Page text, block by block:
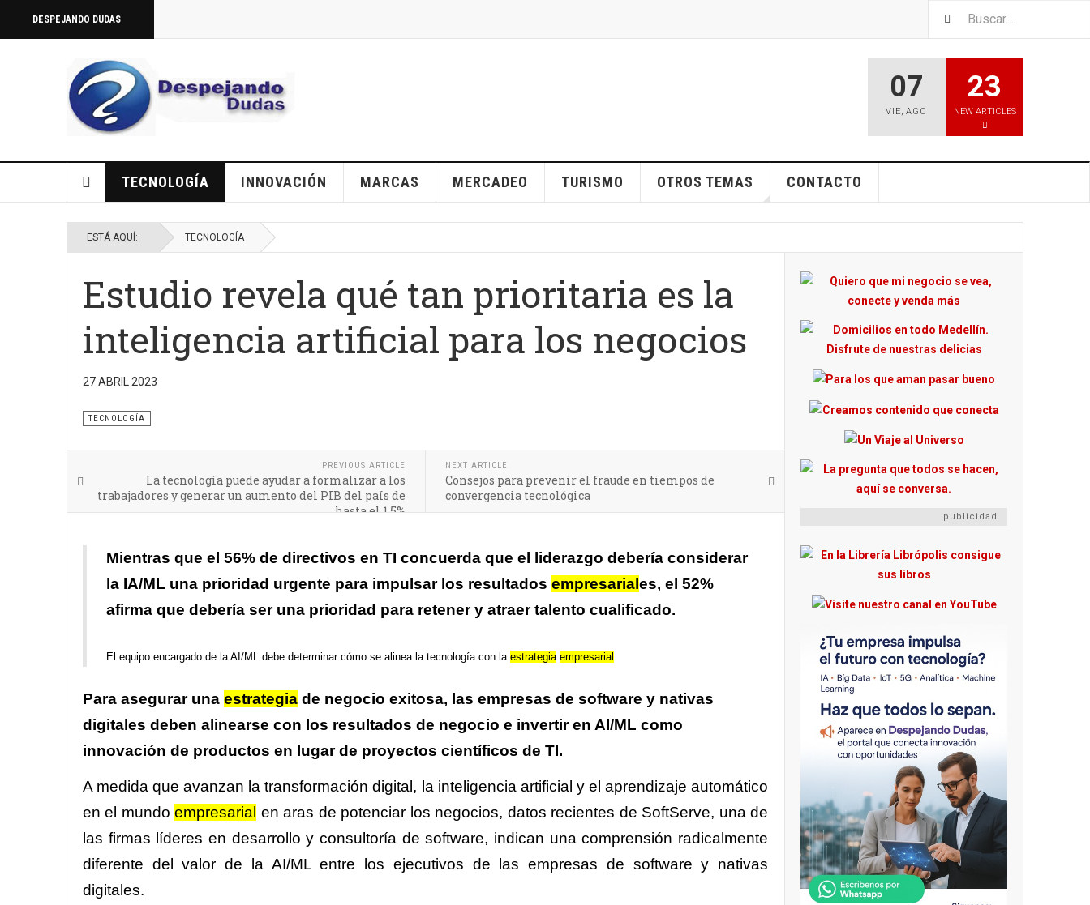
DESPEJANDO DUDAS
07
VIE,AGO
23
NEW ARTICLES
TECNOLOGÍA INNOVACIÓN MARCAS MERCADEO TURISMO OTROS TEMAS CONTACTO
ESTÁ AQUÍ: TECNOLOGÍA
Estudio revela qué tan prioritaria es la
inteligencia artificial para los negocios
27 ABRIL 2023
TECNOLOGÍA
PREVIOUS ARTICLE
La tecnología puede ayudar a formalizar a los
trabajadores y generar un aumento del PIB del país de
hasta el 1,5%
NEXT ARTICLE
Consejos para prevenir el fraude en tiempos de
convergencia tecnológica
Mientras que el 56% de directivos en TI concuerda que el liderazgo debería considerar
la IA/ML una prioridad urgente para impulsar los resultados empresarial es, el 52%
afirma que debería ser una prioridad para retener y atraer talento cualificado.
El equipo encargado de la AI/ML debe determinar cómo se alinea la tecnología con la estrategia empresarial
Para asegurar una estrategia de negocio exitosa, las empresas de software y nativas
digitales deben alinearse con los resultados de negocio e invertir en AI/ML como
innovación de productos en lugar de proyectos científicos de TI.
A medida que avanzan la transformación digital, la inteligencia artificial y el aprendizaje automático
en el mundoempresarial en aras de potenciar los negocios, datos recientes de SoftServe, una de
las firmas líderes en desarrollo y consultoría de software, indican una comprensión radicalmente
diferente del valor de la AI/ML entre los ejecutivos de las empresas de software y nativas
digitales.
publicidad